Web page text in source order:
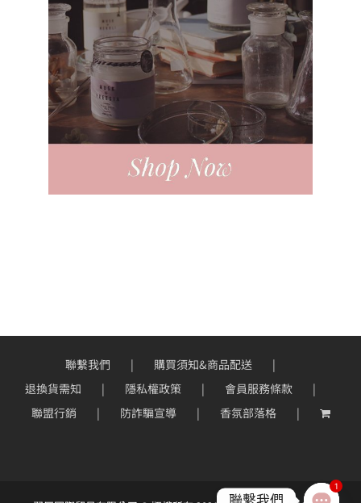
聯繫我們
購買須知&商品配送
退換貨需知
隱私權政策
會員服務條款
聯盟行銷
防詐騙宣導 香氛部落格
1